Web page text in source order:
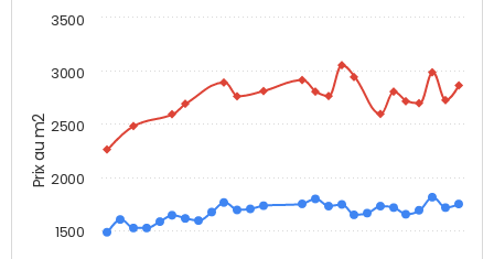
Prix au m2
1500
2000
2500
3000
3500